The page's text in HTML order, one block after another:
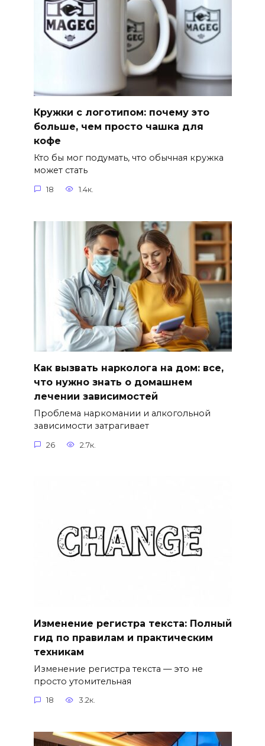
Кружки с логотипом: почему это
больше, чем просто чашка для
кофе
Кто бы мог подумать, что обычная кружка
может стать
18 1.4к.
Как вызвать нарколога на дом: все,
что нужно знать о домашнем
лечении зависимостей
Проблема наркомании и алкогольной
зависимости затрагивает
26 2.7к.
Изменение регистра текста: Полный
гид по правилам и практическим
техникам
Изменение регистра текста — это не
просто утомительная
18 3.2к.